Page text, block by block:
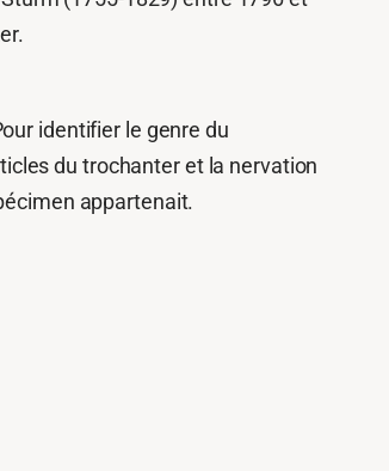
identifier le genre du
du trochanter et la nervation
appartenait.